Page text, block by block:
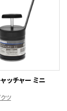
ッチャー ミニ
ツ